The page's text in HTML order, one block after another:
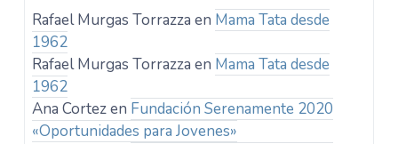
Rafael Murgas Torrazza en Mama Tata desde
1962
Rafael Murgas Torrazza en Mama Tata desde
1962
Ana Cortezen Fundación Serenamente 2020
«Oportunidades para Jovenes»